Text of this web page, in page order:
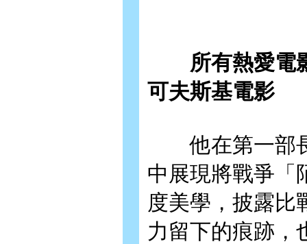
所有熱愛電影
可夫斯基電影
他在第一部長
中展現將戰爭「
度美學，披露比
力留下的痕跡，